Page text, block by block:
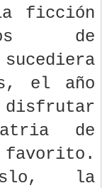
ficción
de
sucediera
el año
disfrutar
de
la